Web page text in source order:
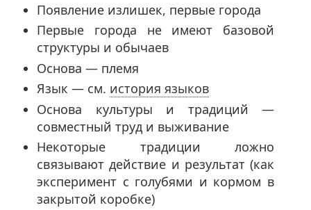
Появление излишек, первые города
Первые города не имеют базовой
структуры и обычаев
Основа — племя
Язык — см. история языков
Основа культуры и традиций —
совместный труд и выживание
Некоторые традиции ложно
связывают действие и результат (как
эксперимент с голубями и кормом в
закрытой коробке)